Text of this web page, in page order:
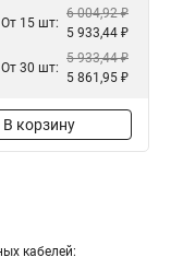
От 15 шт:
6 004,92 ₽
5 933,44 ₽
От 30 шт:
5 933,44 ₽
5 861,95 ₽
В корзину
кабелей: